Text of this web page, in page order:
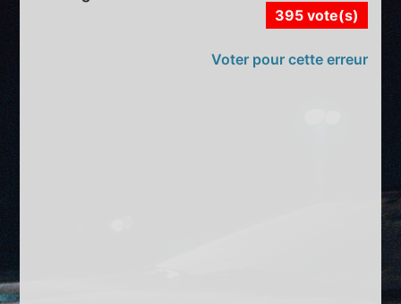
395 vote(s)
Voter pour cette erreur